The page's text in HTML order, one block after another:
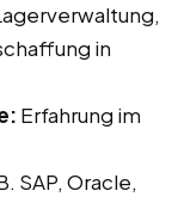
in
Erfahrung im
SAP, Oracle,